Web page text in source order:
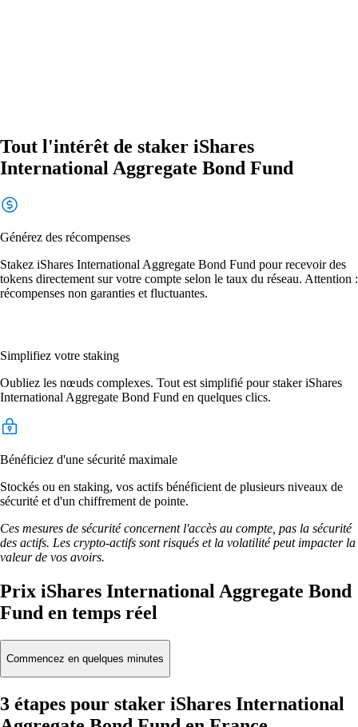
Tout l'intérêt de staker iShares
International Aggregate Bond Fund
Générez des récompenses
Stakez iShares International Aggregate Bond Fund pour recevoir des
tokens directement sur votre compte selon le taux du réseau. Attention :
récompenses non garanties et fluctuantes.
Simplifiez votre staking
Oubliez les nœuds complexes. Tout est simplifié pour staker iShares
International Aggregate Bond Fund en quelques clics.
Bénéficiez d'une sécurité maximale
Stockés ou en staking, vos actifs bénéficient de plusieurs niveaux de
sécurité et d'un chiffrement de pointe.
Ces mesures de sécurité concernent l'accès au compte, pas la sécurité
des actifs. Les crypto-actifs sont risqués et la volatilité peut impacter la
valeur de vos avoirs.
Prix iShares International Aggregate Bond
Fund en temps réel
Commencez en quelques minutes
3 étapes pour staker iShares International